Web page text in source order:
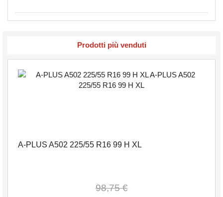
Prodotti più venduti
A-PLUS A502 225/55 R16 99 H XL
98,75 €